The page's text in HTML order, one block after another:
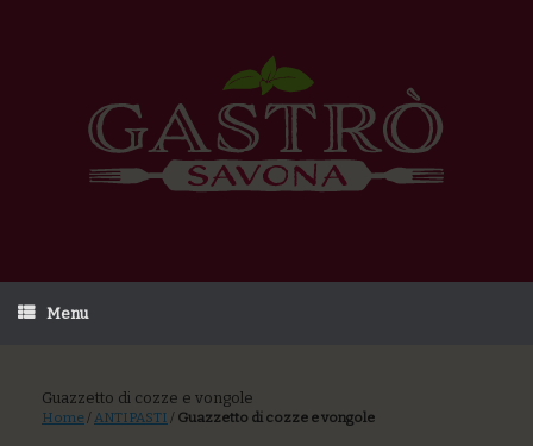
Menu
Guazzetto di cozze e vongole
Home /ANTIPASTI / Guazzetto di cozze e vongole